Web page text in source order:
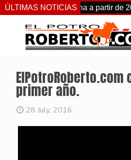
ÚLTIMAS NOTICIAS
cambia de fecha a partir de 2027
ElPotroRoberto.com
primer año.
28 July, 2016